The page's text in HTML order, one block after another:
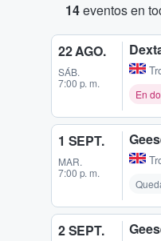
14eventos en
22 AGO.
SÁB.
7:00 p. m.
En
1 SEPT.
MAR.
7:00 p. m.
2 SEPT.